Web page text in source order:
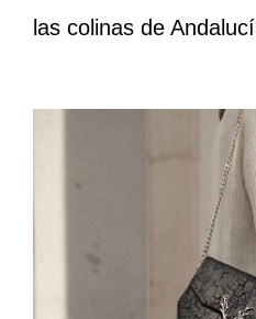
las colinas de